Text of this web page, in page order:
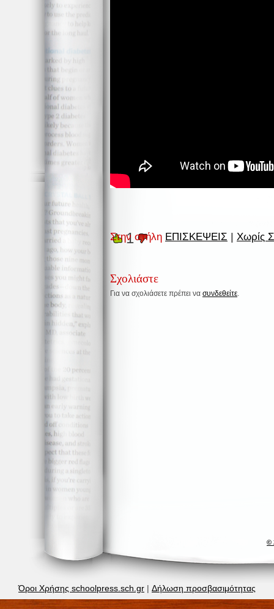
Στην στήλη ΕΠΙΣΚΕΨΕΙΣ | Χωρίς
1
Σχολιάστε
Για να σχολιάσετε πρέπει να συνδεθείτε
©
Όροι Χρήσης schoolpress.sch.gr | Δήλωση προσβασιμότητας